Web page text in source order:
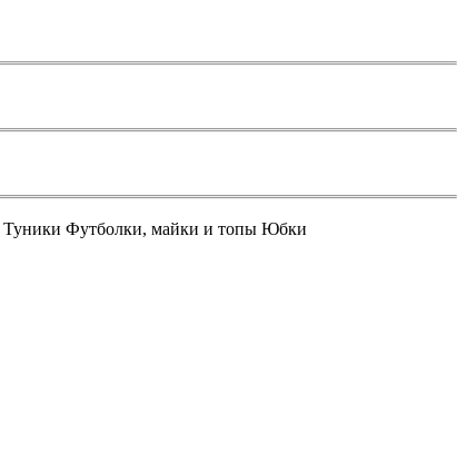
Туники Футболки, майки и топы Юбки